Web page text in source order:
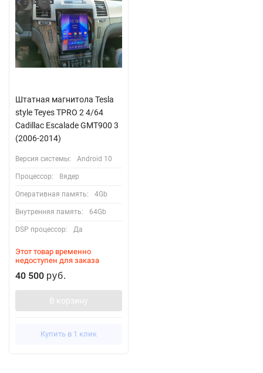
Штатная магнитола Tesla
style Teyes TPRO 2 4/64
Cadillac Escalade GMT900 3
(2006-2014)
Версия системы: Android 10
Процессор: 8ядер
Оперативная память: 4Gb
Внутренняя память: 64Gb
DSP процессор: Да
Этот товар временно
недоступен для заказа
40 500 руб.
В корзину
Купить в 1 клик